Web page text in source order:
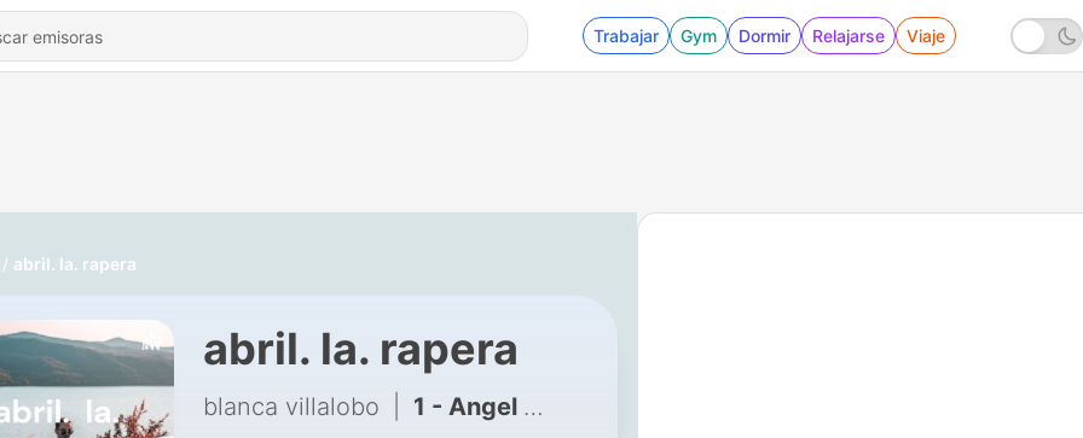
Trabajar Gym Dormir Relajarse Viaje
abril. la. rapera
abril. la. rapera
blanca villalobo 1 - Angel en. el. espacio